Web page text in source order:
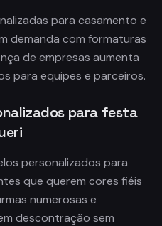
para casamento e
demanda com formaturas
de empresas aumenta
para equipes e parceiros.
para festa
personalizados para
que querem cores fiéis
numerosas e
descontração sem